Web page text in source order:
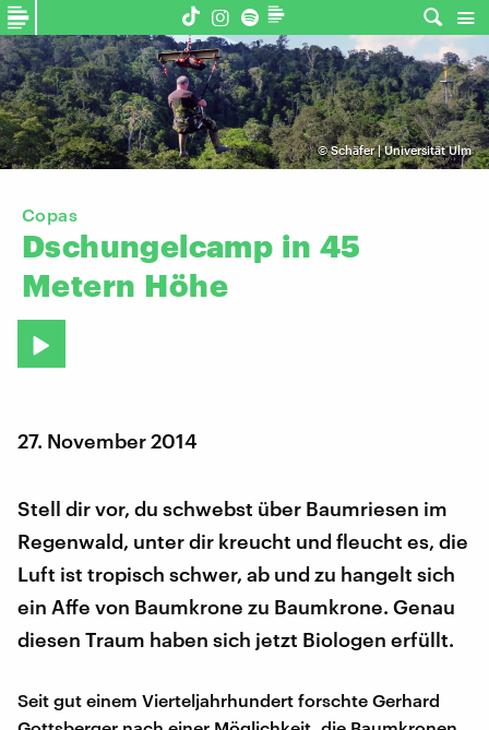
©Schäfer | Universität Ulm
Copas
Dschungelcamp in 45
Metern Höhe
27. November 2014
Stell dir vor, du schwebst über Baumriesen im
Regenwald, unter dir kreucht und fleucht es, die
Luft ist tropisch schwer, ab und zu hangelt sich
ein Affe von Baumkrone zu Baumkrone. Genau
diesen Traum haben sich jetzt Biologen erfüllt.
Seit gut einem Vierteljahrhundert forschte Gerhard